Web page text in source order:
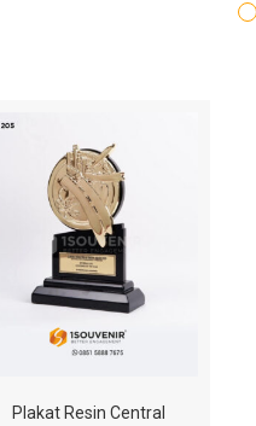
Plakat Resin Central